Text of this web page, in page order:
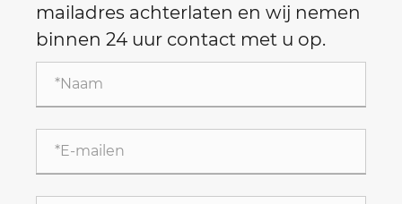
mailadres achterlaten en wij nemen
binnen 24 uur contact met u op.